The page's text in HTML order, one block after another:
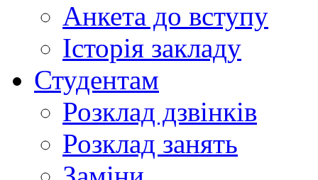
Анкета до вступу
Історія закладу
Студентам
Розклад дзвінків
Розклад занять